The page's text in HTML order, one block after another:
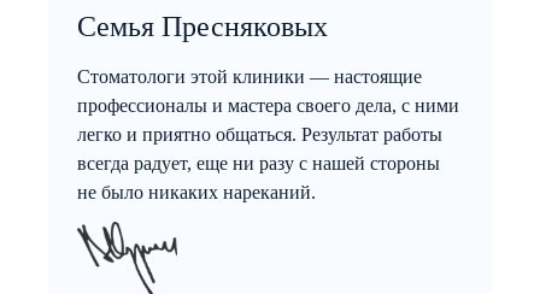
Семья Пресняковых
Стоматологи этой клиники — настоящие
профессионалы и мастера своего дела, с ними
легко и приятно общаться. Результат работы
всегда радует, еще ни разу с нашей стороны
не было никаких нареканий.